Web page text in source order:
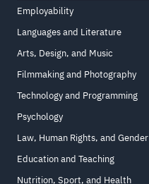
Employability
Languages and Literature
Arts, Design, and Music
Filmmaking and Photography
Technology and Programming
Psychology
Law, Human Rights, and Gender
Education and Teaching
Nutrition, Sport, and Health